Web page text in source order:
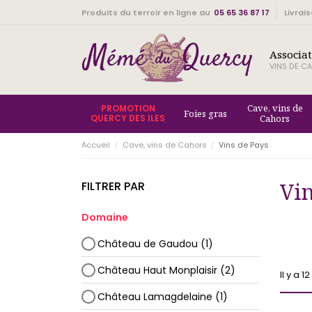
Produits du terroir en ligne au 05 65 36 87 17
VINS DE
PROMOTION
QUERCY DES ILES
Foies gras
Cave, vins de
Cahors
Accueil Cave, vins de Cahors Vins de Pays
FILTRER PAR
Domaine
Château de Gaudou (1)
Château Haut Monplaisir (2)
Château Lamagdelaine (1)
Il y a